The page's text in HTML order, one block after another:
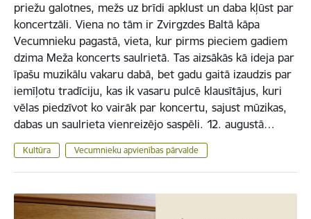
priežu galotnes, mežs uz brīdi apklust un daba kļūst par
koncertzāli. Viena no tām ir Zvirgzdes Baltā kāpa
Vecumnieku pagastā, vieta, kur pirms pieciem gadiem
dzima Meža koncerts saulrietā. Tas aizsākās kā ideja par
īpašu muzikālu vakaru dabā, bet gadu gaitā izaudzis par
iemīļotu tradīciju, kas ik vasaru pulcē klausītājus, kuri
vēlas piedzīvot ko vairāk par koncertu, sajust mūzikas,
dabas un saulrieta vienreizējo saspēli. 12. augustā…
Kultūra Vecumnieku apvienības pārvalde